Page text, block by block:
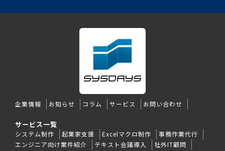
企業情報 お知らせ コラム サービス お問い合わせ
サービス一覧
システム制作 起業家支援 Excelマクロ制作
事務作業代行
エンジニア向け案件紹介
テキスト会議導入 社外IT顧問